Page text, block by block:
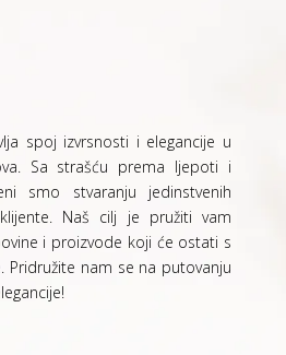
spoj izvrsnosti i elegancije u
Sa strašću prema ljepoti i
smo stvaranju jedinstvenih
Naš cilj je pružiti vam
i proizvode koji će ostati s
Pridružite nam se na putovanju